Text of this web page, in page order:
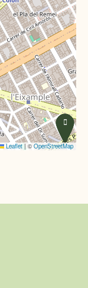
Leaflet | © OpenStreetMap